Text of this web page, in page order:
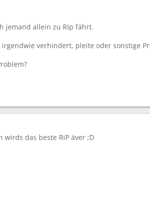
jemand allein zu RIp fährt.
verhindert, pleite oder sonstige
wirds das beste RiP äver ;D